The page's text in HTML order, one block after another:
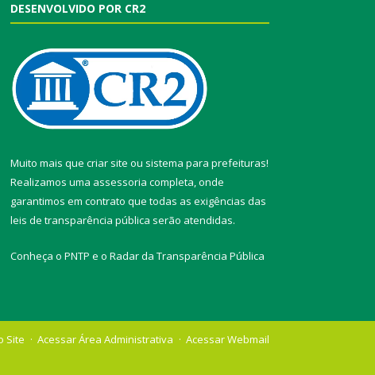
DESENVOLVIDO POR CR2
Muito mais que criar site ou sistema para prefeituras!
Realizamos uma assessoria completa, onde
garantimos em contrato que todas as exigências das
leis de transparência pública serão atendidas.
Conheça o PNTP e o Radar da Transparência Pública
Site Acessar Área Administrativa Acessar Webmail